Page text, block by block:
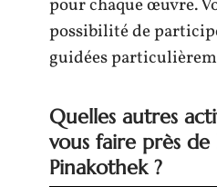
pour chaque œuvre.
possibilité de
guidées
Quelles autres
vous faire près de
Pinakothek ?